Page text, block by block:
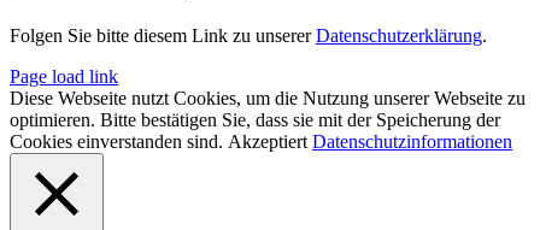
Folgen Sie bitte diesem Link zu unsererDatenschutzerklärung.
Page load link
Diese Webseite nutzt Cookies, um die Nutzung unserer Webseite zu
optimieren. Bitte bestätigen Sie, dass sie mit der Speicherung der
Cookies einverstanden sind. Akzeptiert Datenschutzinformationen